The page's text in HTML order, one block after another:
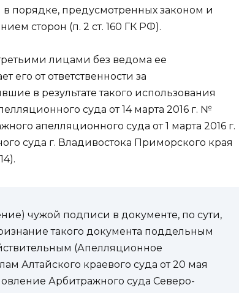
в порядке, предусмотренных законом и
сторон (п. 2 ст. 160 ГК РФ).
лицами без ведома ее
его от ответственности за
в результате такого использования
суда от 14 марта 2016 г. №
апелляционного суда от 1 марта 2016 г.
суда г. Владивостока Приморского края
чужой подписи в документе, по сути,
такого документа поддельным
(Апелляционное
Алтайского краевого суда от 20 мая
Арбитражного суда Северо-